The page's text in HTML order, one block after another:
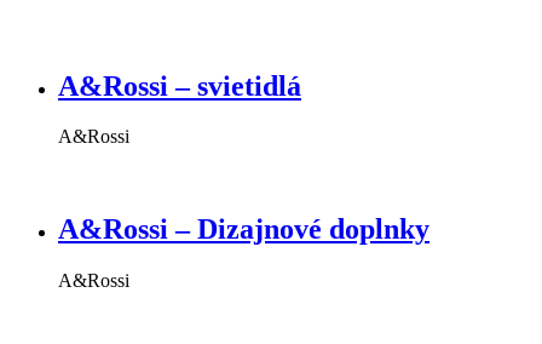
A&Rossi – svietidlá
A&Rossi
A&Rossi – Dizajnové doplnky
A&Rossi